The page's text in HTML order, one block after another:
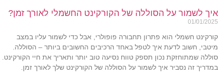
איך לשמור על הסוללה של הקורקינט החשמלי לאורך זמן?
01/01/2025
קורקינט חשמלי הוא פתרון תחבורה פופולרי, אבל כדי לשמור עליו במצב
מיטבי, חשוב לדעת איך לטפל באחד הרכיבים החשובים ביותר – הסוללה.
סוללה שמתוחזקת נכון תספק טווח נסיעה טוב יותר ותאריך את חיי הקורקינט.
במדריך זה נסביר איך לשמור על הסוללה של הקורקינט שלך לאורך זמן.